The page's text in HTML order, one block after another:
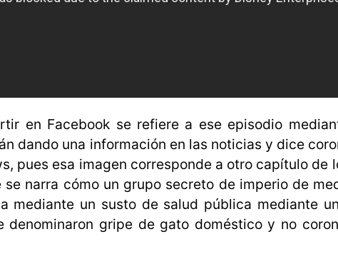
en Facebook se refiere a ese episodio
dando una información en las noticias y dice
pues esa imagen corresponde a otro capítulo de
se narra cómo un grupo secreto de imperio de
mediante un susto de salud pública mediante
gripe de gato doméstico y no